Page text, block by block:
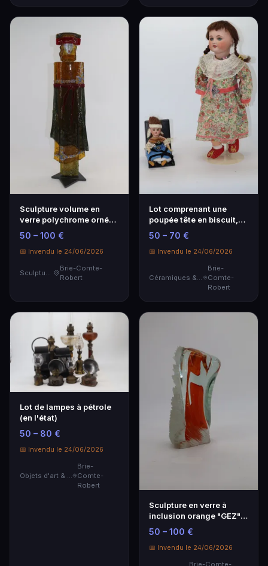
Sculpture volume en
verre polychrome ornée
d'applique à chau…
50 – 100 €
📅 Invendu le 24/06/2026
Sculptures
Brie-Comte-
Robert
Lot comprenant une
poupée tête en biscuit,
yeux mobiles, bou…
50 – 70 €
📅 Invendu le 24/06/2026
Céramiques & Porcelaine
Brie-
Comte-
Robert
Lot de lampes à pétrole
(en l'état)
50 – 80 €
📅 Invendu le 24/06/2026
Brie-
Comte-
Robert
Sculpture en verre à
inclusion orange "GEZ"
2004.
50 – 100 €
📅 Invendu le 24/06/2026
Brie-Comte-